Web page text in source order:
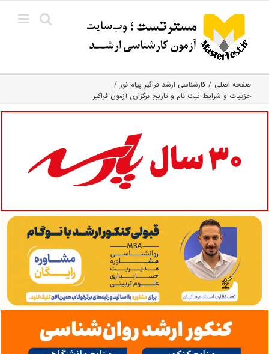
content
صفحه اصلی
کارشناسی ارشد فراگیر پیام نور
جزییات و شرایط ثبت نام و تاریخ برگزاری آزمون فراگیر